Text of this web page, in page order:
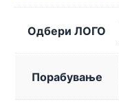
Одбери ЛОГО
Порабување